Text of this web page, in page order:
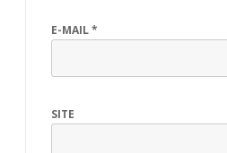
2
3
E-MAIL*
SITE